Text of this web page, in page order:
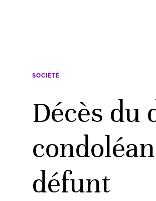
SOCIÉTÉ
Décès du
défunt